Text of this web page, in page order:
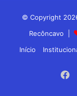
© Copyright
Recôncavo |
Início